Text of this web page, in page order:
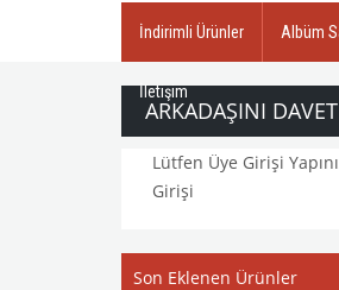
İndirimli Ürünler Albüm
İletişim
ARKADAŞINI
Lütfen Üye Girişi
Girişi
Son Eklenen Ürünler